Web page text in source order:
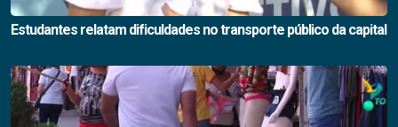
Estudantes relatam dificuldades no transporte público da capital